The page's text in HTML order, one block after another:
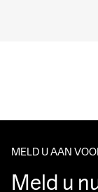
MELD U AAN
Meld u